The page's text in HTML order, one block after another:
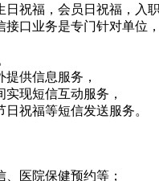
祝福，会员日祝福，入职
接口业务是专门针对单
供信息服务，
现短信互动服务，
祝福等短信发送服务。
医院保健预约等；